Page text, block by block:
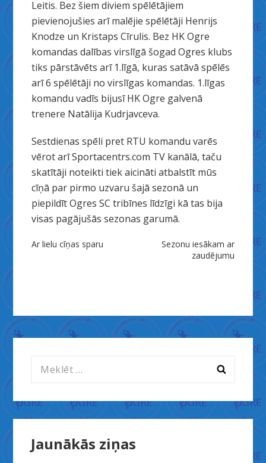
Leitis. Bez šiem diviem spēlētājiem
pievienojušies arī malējie spēlētāji Henrijs
Knodze un Kristaps Cīrulis. Bez HK Ogre
komandas dalības virslīgā šogad Ogres klubs
tiks pārstāvēts arī 1.līgā, kuras satāvā spēlēs
arī 6 spēlētāji no virslīgas komandas. 1.līgas
komandu vadīs bijusī HK Ogre galvenā
trenere Natālija Kudrjavceva.
Sestdienas spēli pret RTU komandu varēs
vērot arī Sportacentrs.com TV kanālā, taču
skatītāji noteikti tiek aicināti atbalstīt mūs
cīņā par pirmo uzvaru šajā sezonā un
piepildīt Ogres SC tribīnes līdzīgi kā tas bija
visas pagājušās sezonas garumā.
Ziņu
Ar lielu cīņas sparu
Sezonu iesākam ar
zaudējumu
Meklēt:
Jaunākās ziņas